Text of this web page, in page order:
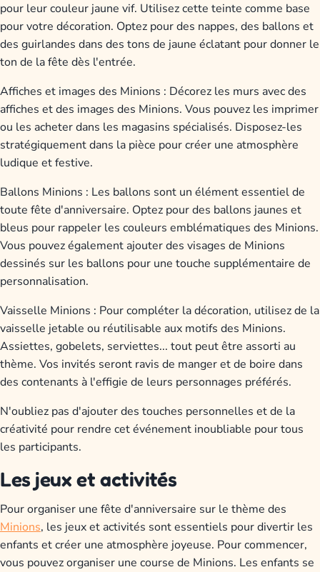
pour leur couleur jaune vif. Utilisez cette teinte comme base
pour votre décoration. Optez pour des nappes, des ballons et
des guirlandes dans des tons de jaune éclatant pour donner le
ton de la fête dès l'entrée.
Affiches et images des Minions : Décorez les murs avec des
affiches et des images des Minions. Vous pouvez les imprimer
ou les acheter dans les magasins spécialisés. Disposez-les
stratégiquement dans la pièce pour créer une atmosphère
ludique et festive.
Ballons Minions : Les ballons sont un élément essentiel de
toute fête d'anniversaire. Optez pour des ballons jaunes et
bleus pour rappeler les couleurs emblématiques des Minions.
Vous pouvez également ajouter des visages de Minions
dessinés sur les ballons pour une touche supplémentaire de
personnalisation.
Vaisselle Minions : Pour compléter la décoration, utilisez de la
vaisselle jetable ou réutilisable aux motifs des Minions.
Assiettes, gobelets, serviettes... tout peut être assorti au
thème. Vos invités seront ravis de manger et de boire dans
des contenants à l'effigie de leurs personnages préférés.
N'oubliez pas d'ajouter des touches personnelles et de la
créativité pour rendre cet événement inoubliable pour tous
les participants.
Les jeux et activités
Pour organiser une fête d'anniversaire sur le thème des
Minions, les jeux et activités sont essentiels pour divertir les
enfants et créer une atmosphère joyeuse. Pour commencer,
vous pouvez organiser une course de Minions. Les enfants se